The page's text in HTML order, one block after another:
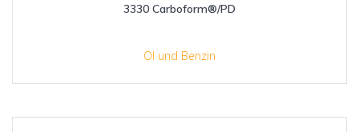
3330 Carboform®/PD
Öl und Benzin